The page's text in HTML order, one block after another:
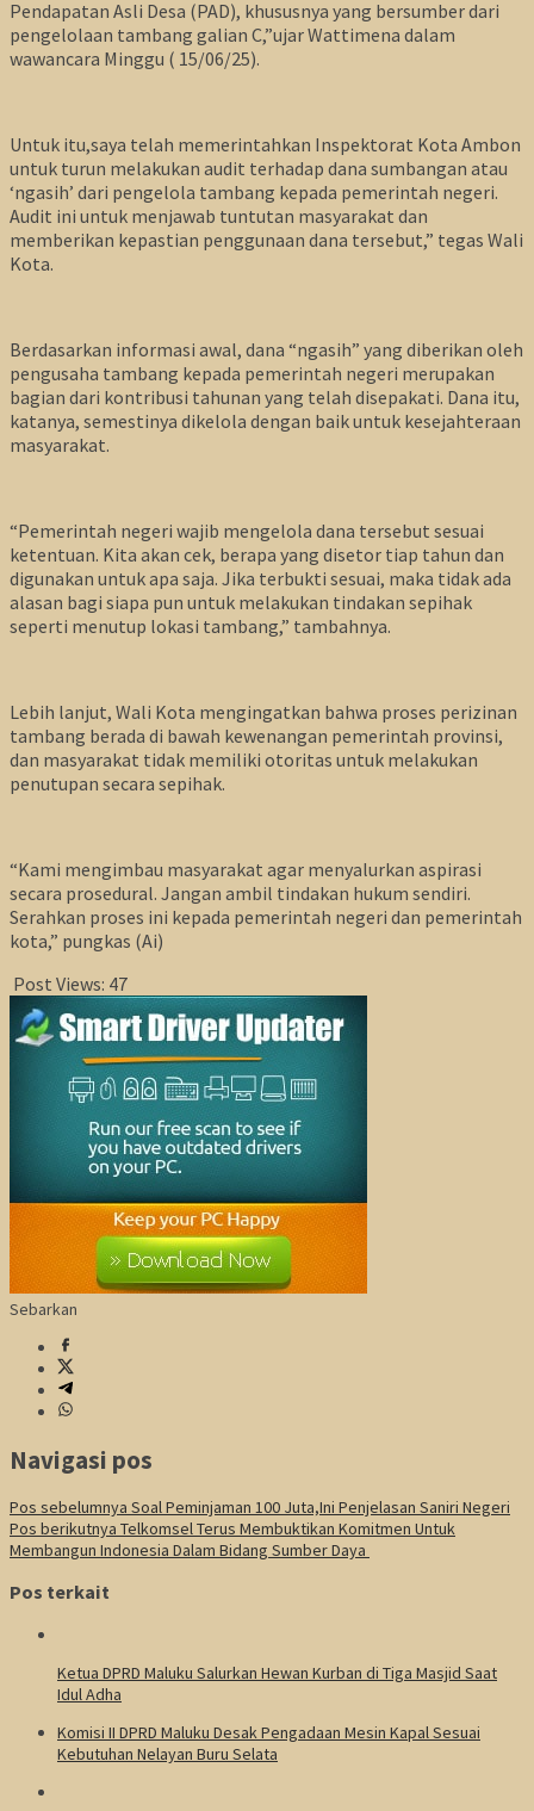
Pendapatan Asli Desa (PAD), khususnya yang bersumber dari
pengelolaan tambang galian C,”ujar Wattimena dalam
wawancara Minggu ( 15/06/25).
Untuk itu,saya telah memerintahkan Inspektorat Kota Ambon
untuk turun melakukan audit terhadap dana sumbangan atau
‘ngasih’ dari pengelola tambang kepada pemerintah negeri.
Audit ini untuk menjawab tuntutan masyarakat dan
memberikan kepastian penggunaan dana tersebut,” tegas Wali
Kota.
Berdasarkan informasi awal, dana “ngasih” yang diberikan oleh
pengusaha tambang kepada pemerintah negeri merupakan
bagian dari kontribusi tahunan yang telah disepakati. Dana itu,
katanya, semestinya dikelola dengan baik untuk kesejahteraan
masyarakat.
“Pemerintah negeri wajib mengelola dana tersebut sesuai
ketentuan. Kita akan cek, berapa yang disetor tiap tahun dan
digunakan untuk apa saja. Jika terbukti sesuai, maka tidak ada
alasan bagi siapa pun untuk melakukan tindakan sepihak
seperti menutup lokasi tambang,” tambahnya.
Lebih lanjut, Wali Kota mengingatkan bahwa proses perizinan
tambang berada di bawah kewenangan pemerintah provinsi,
dan masyarakat tidak memiliki otoritas untuk melakukan
penutupan secara sepihak.
“Kami mengimbau masyarakat agar menyalurkan aspirasi
secara prosedural. Jangan ambil tindakan hukum sendiri.
Serahkan proses ini kepada pemerintah negeri dan pemerintah
kota,” pungkas (Ai)
Post Views: 47
Sebarkan
Navigasi pos
Pos sebelumnya Soal Peminjaman 100 Juta,Ini Penjelasan Saniri Negeri
Pos berikutnya Telkomsel Terus Membuktikan Komitmen Untuk
Membangun Indonesia Dalam Bidang Sumber Daya
Pos terkait
Ketua DPRD Maluku Salurkan Hewan Kurban di Tiga Masjid Saat
Idul Adha
Komisi II DPRD Maluku Desak Pengadaan Mesin Kapal Sesuai
Kebutuhan Nelayan Buru Selata